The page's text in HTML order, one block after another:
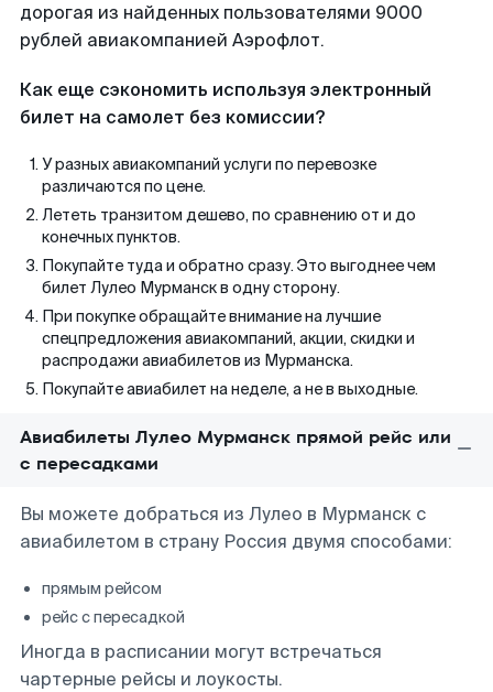
дорогая из найденных пользователями 9000
рублей авиакомпанией Аэрофлот.
Как еще сэкономить используя электронный
билет на самолет без комиссии?
У разных авиакомпаний услуги по перевозке
различаются по цене.
Лететь транзитом дешево, по сравнению от и до
конечных пунктов.
Покупайте туда и обратно сразу. Это выгоднее чем
билет Лулео Мурманск в одну сторону.
При покупке обращайте внимание на лучшие
спецпредложения авиакомпаний, акции, скидки и
распродажи авиабилетов из Мурманска.
Покупайте авиабилет на неделе, а не в выходные.
Авиабилеты Лулео Мурманск прямой рейс или
с пересадками
Вы можете добраться из Лулео в Мурманск с
авиабилетом в страну Россия двумя способами:
прямым рейсом
рейс с пересадкой
Иногда в расписании могут встречаться
чартерные рейсы и лоукосты.